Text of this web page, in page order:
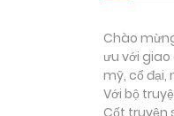
Chào
ưu với
mỹ, cổ đại,
Với bộ